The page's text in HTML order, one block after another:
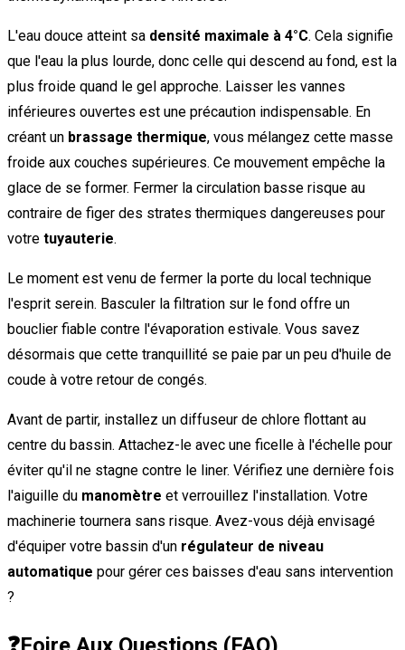
L'eau douce atteint sa densité maximale à 4°C. Cela signifie
que l'eau la plus lourde, donc celle qui descend au fond, est la
plus froide quand le gel approche. Laisser les vannes
inférieures ouvertes est une précaution indispensable. En
créant un brassage thermique, vous mélangez cette masse
froide aux couches supérieures. Ce mouvement empêche la
glace de se former. Fermer la circulation basse risque au
contraire de figer des strates thermiques dangereuses pour
votre tuyauterie.
Le moment est venu de fermer la porte du local technique
l'esprit serein. Basculer la filtration sur le fond offre un
bouclier fiable contre l'évaporation estivale. Vous savez
désormais que cette tranquillité se paie par un peu d'huile de
coude à votre retour de congés.
Avant de partir, installez un diffuseur de chlore flottant au
centre du bassin. Attachez-le avec une ficelle à l'échelle pour
éviter qu'il ne stagne contre le liner. Vérifiez une dernière fois
l'aiguille du manomètre et verrouillez l'installation. Votre
machinerie tournera sans risque. Avez-vous déjà envisagé
d'équiper votre bassin d'un régulateur de niveau
automatique pour gérer ces baisses d'eau sans intervention
?